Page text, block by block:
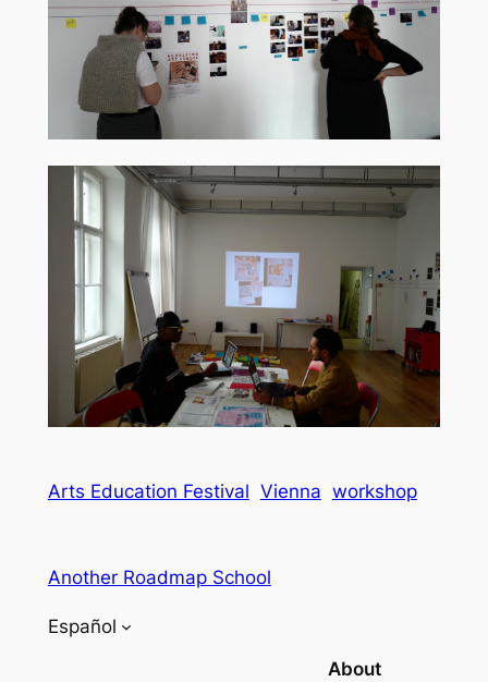
Arts Education Festival Vienna workshop
Another Roadmap School
Español
About